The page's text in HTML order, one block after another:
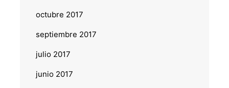
octubre 2017
septiembre 2017
julio 2017
junio 2017